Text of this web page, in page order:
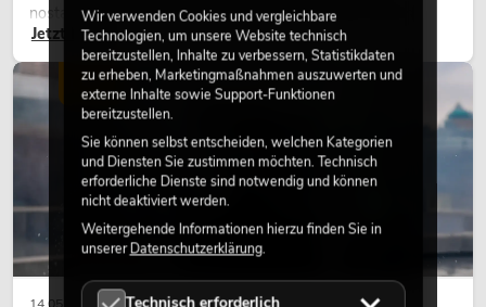
nostalgischer Effekt, sondern ein bewusst eingesetztes
Gestaltungsmittel: Es schafft Atmosphäre, gibt Szenen
Charakter und kann technische LED-Setups emotionaler
wirken lassen.
Jetzt lesen
LICHT
Wir verwenden Cookies und vergleichbare
Technologien, um unsere Website technisch
bereitzustellen, Inhalte zu verbessern, Statistikdaten
zu erheben, Marketingmaßnahmen auszuwerten und
externe Inhalte sowie Support-Funktionen
bereitzustellen.
Sie können selbst entscheiden, welchen Kategorien
und Diensten Sie zustimmen möchten. Technisch
erforderliche Dienste sind notwendig und können
nicht deaktiviert werden.
Weitergehende Informationen hierzu finden Sie in
unsererDatenschutzerklärung.
Technisch erforderlich